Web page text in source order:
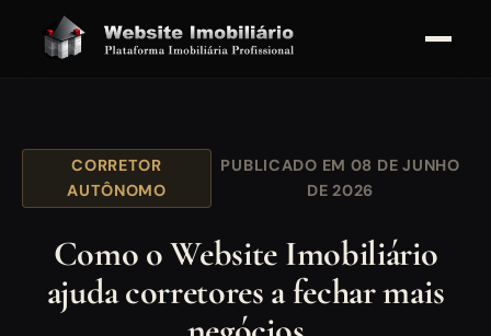
CORRETOR
AUTÔNOMO
PUBLICADO EM 08 DE JUNHO
DE 2026
Como o Website Imobiliário
ajuda corretores a fechar mais